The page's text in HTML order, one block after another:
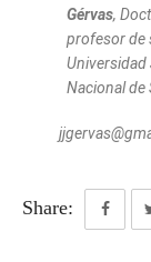
Gérvas,
profesor de
Universidad
Nacional de
Share: